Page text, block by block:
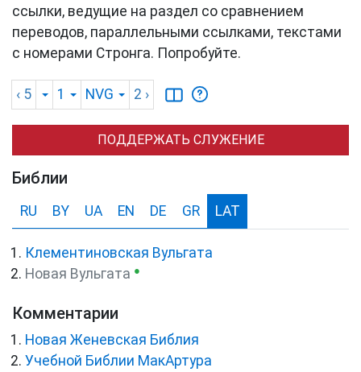
ссылки, ведущие на раздел со сравнением
переводов, параллельными ссылками, текстами
с номерами Стронга. Попробуйте.
‹ 5 1 NVG 2 ›
ПОДДЕРЖАТЬ СЛУЖЕНИЕ
Библии
RU BY UA EN DE GR LAT
Клементиновская Вульгата
Новая Вульгата ●
Комментарии
Новая Женевская Библия
Учебной Библии МакАртура